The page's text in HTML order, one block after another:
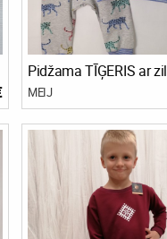
Pidžama TĪĢERIS ar
MEIJ